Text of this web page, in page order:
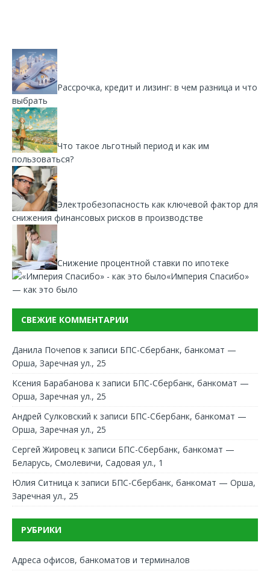
Рассрочка, кредит и лизинг: в чем разница и что
выбрать
Что такое льготный период и как им
пользоваться?
Электробезопасность как ключевой фактор для
снижения финансовых рисков в производстве
Снижение процентной ставки по ипотеке
«Империя Спасибо»
— как это было
СВЕЖИЕ КОММЕНТАРИИ
Данила Почепов к записи БПС-Сбербанк, банкомат —
Орша, Заречная ул., 25
Ксения Барабанова к записи БПС-Сбербанк, банкомат —
Орша, Заречная ул., 25
Андрей Сулковский к записи БПС-Сбербанк, банкомат —
Орша, Заречная ул., 25
Сергей Жировец к записи БПС-Сбербанк, банкомат —
Беларусь, Смолевичи, Садовая ул., 1
Юлия Ситница к записи БПС-Сбербанк, банкомат — Орша,
Заречная ул., 25
РУБРИКИ
Адреса офисов, банкоматов и терминалов